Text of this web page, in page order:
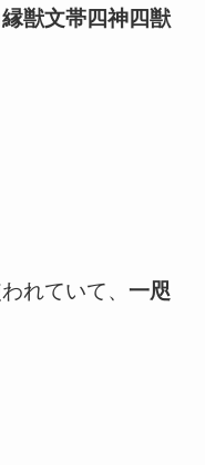
獣文帯四神四獣
れていて、 一咫